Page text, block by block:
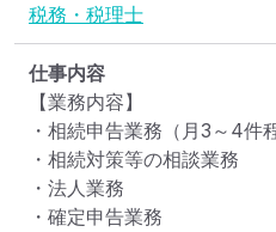
税務・税理士
仕事内容
【業務内容】
・相続申告業務（月3～4件
・相続対策等の相談業務
・法人業務
・確定申告業務